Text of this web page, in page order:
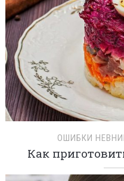
ОШИБКИ
Как